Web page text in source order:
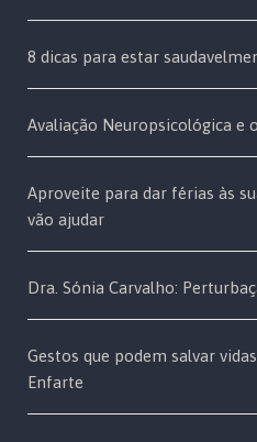
8 dicas para estar
Avaliação Neuropsicológica e
Aproveite para dar férias às
vão ajudar
Dra. Sónia Carvalho:
Gestos que podem salvar
Enfarte